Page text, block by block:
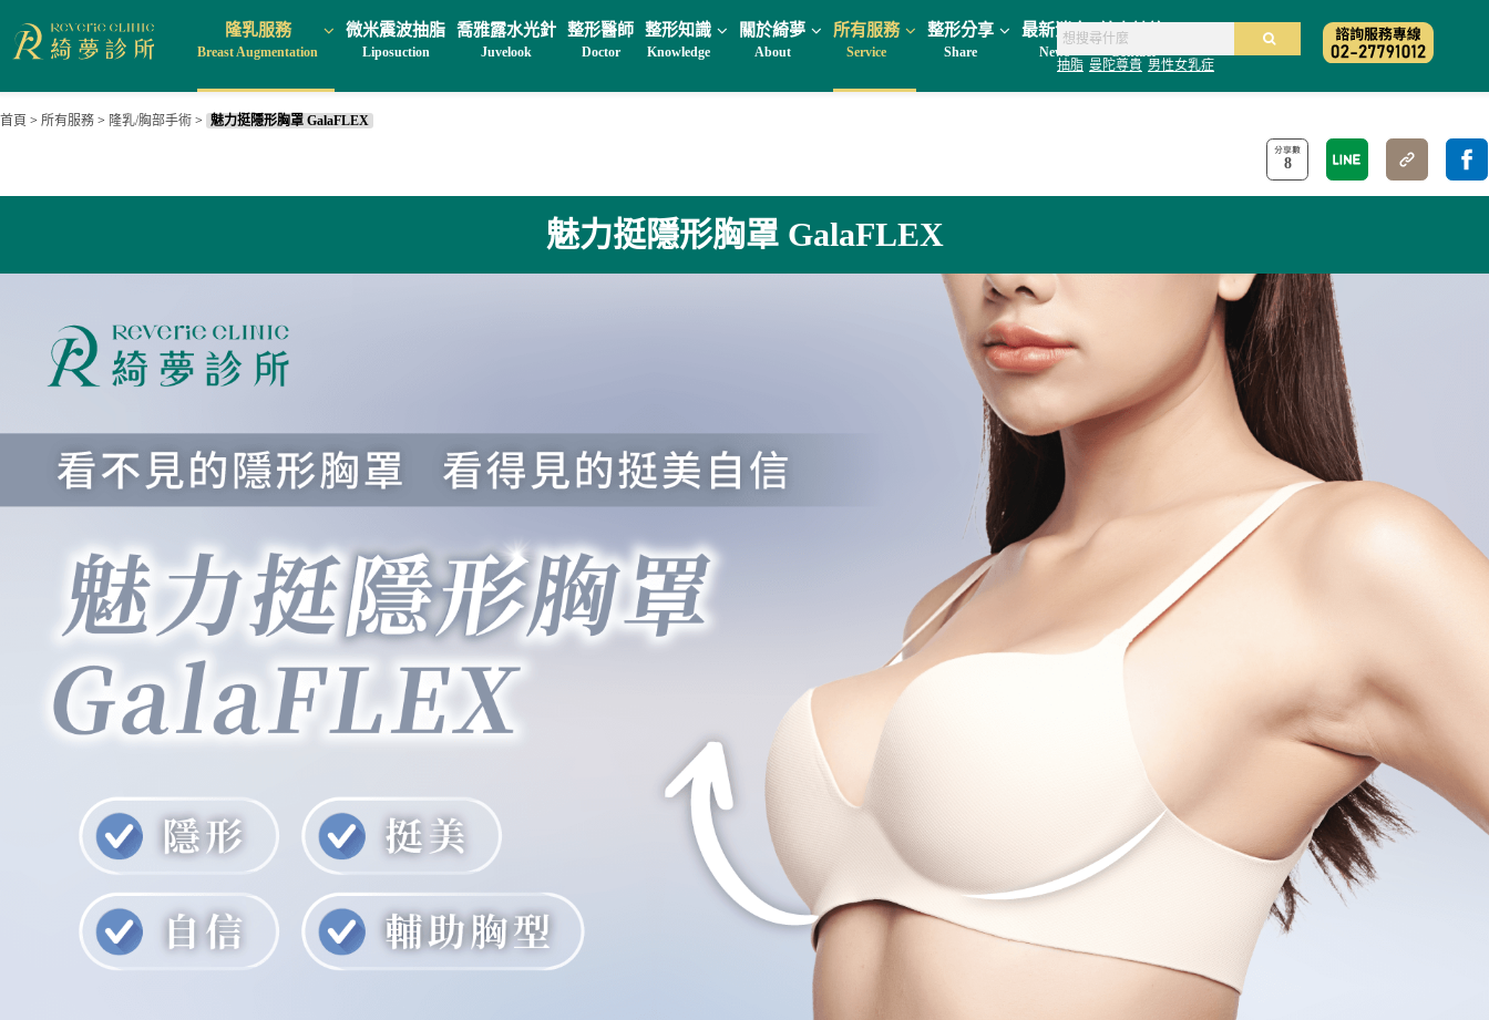
抽脂 曼陀尊貴 男性女乳症
隆乳服務
Breast Augmentation
微米震波抽脂
Liposuction
喬雅露水光針
Juvelook
整形醫師
Doctor
整形知識
Knowledge
關於綺夢
About
所有服務
Service
整形分享
Share
最新消息
News
線上諮詢
Contact
首頁 > 所有服務 > 隆乳/胸部手術 > 魅力挺隱形胸罩 GalaFLEX
8
魅力挺隱形胸罩 GalaFLEX